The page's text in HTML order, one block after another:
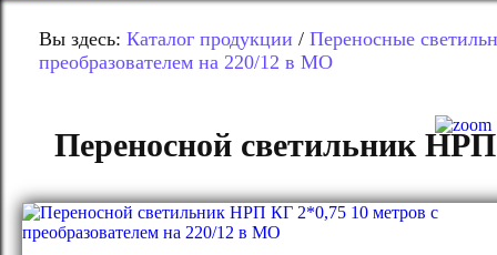
Вы здесь: Каталог продукции / Переносные
преобразователем на 220/12 в МО
Переносной светильник